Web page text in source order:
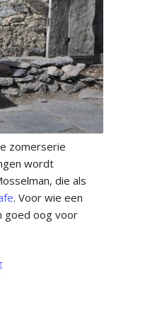
zomerserie
wordt
die als
. Voor wie een
goed oog voor